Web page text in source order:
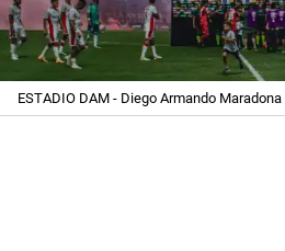
ESTADIO DAM - Diego Armando Maradona